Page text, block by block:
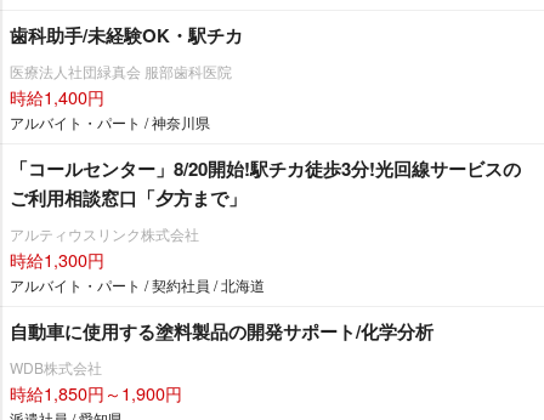
歯科助手/未経験OK・駅チカ
医療法人社団緑真会 服部歯科医院
時給1,400円
アルバイト・パート / 神奈川県
「コールセンター」8/20開始!駅チカ徒歩3分!光回線サービスの
ご利用相談窓口「夕方まで」
アルティウスリンク株式会社
時給1,300円
アルバイト・パート / 契約社員 / 北海道
自動車に使用する塗料製品の開発サポート/化学分析
WDB株式会社
時給1,850円～1,900円